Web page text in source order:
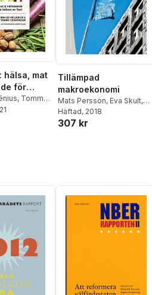
hälsa, mat
för
av livet
, Tommy
Harry Flam
Totalt antal röster:
Tillämpad
makroekonomi
Mats Persson, Eva Skult,
Lars Calmfors
Englund,
Häftad, 2018
307 kr